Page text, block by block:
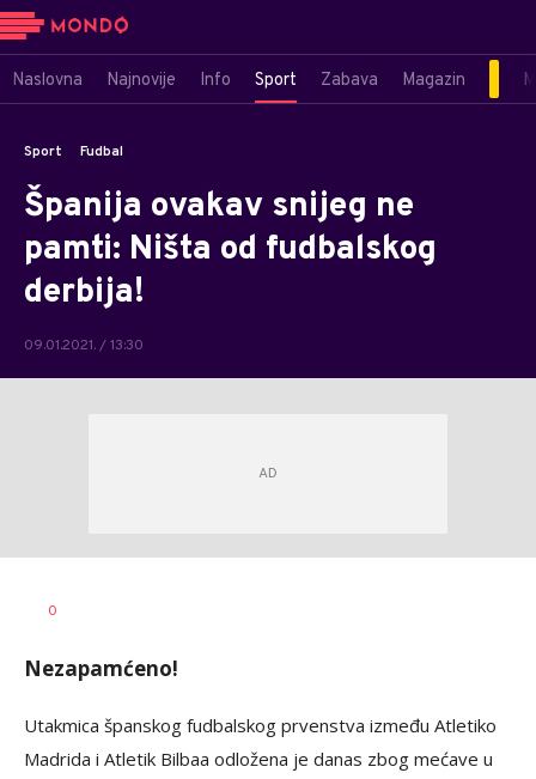
Naslovna Najnovije Info Sport Zabava Magazin
Sport Fudbal
Španija ovakav snijeg ne
pamti: Ništa od fudbalskog
derbija!
09.01.2021. / 13:30
AUTOR
0
Nezapamćeno!
Utakmica španskog fudbalskog prvenstva između Atletiko
Madrida i Atletik Bilbaa odložena je danas zbog mećave u